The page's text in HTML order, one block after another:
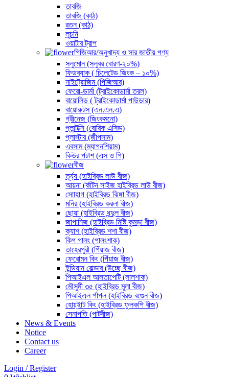
তাবজি
তাবজি (কাঠ)
রতন (কাঠ)
লুচনি
ওয়াটার ট্রাপ
পিজিআর/অনুখাদ্য ও সার জাতীয় পণ্য
সলুমোন (সলুবর বোরণ-২০%)
ফিডব্যাক ( চিলেটেড জিংক – ১০%)
নাইট্রোজিম (পিজিআর)
ফেরো-ডার্মা (ট্রাইকোডার্মা তরল)
বায়োলিড ( ট্রাইকোডার্মা পাউডার)
বায়োরুটস (এন.এন.এ)
গ্রীনেজ (জিংকমনো)
প্লান্টক্সি (বোরিক এসিড)
প্লাস্টার (জীপসাম)
এবসাম (ম্যাগনশিয়াম)
কিউর পটাশ (এস ও পি)
বীজ
তূর্য্য (হাইব্রিড লাউ বীজ)
আয়না (র্কাটন সাইজ হাইব্রিড লাউ বীজ)
সোাহাগ (হাইব্রিড ঝিঙ্গা বীজ)
মনির (হাইব্রিড করলা বীজ)
ছোয়া (হাইব্রিড ধন্দুল বীজ)
জাপানিজ (হাইব্রিড মিষ্টি কুমড়া বীজ)
ক্যাশ (হাইব্রিড শশা বীজ)
কিপ পালং (পালংশাক)
তাহেরপুরী (পিঁয়াজ বীজ)
ফেরোমন কিং (পিঁয়াজ বীজ)
ইন্ডিয়ান বোল্ডার (উচ্ছে বীজ)
পিআইএল আলতাপেটি (লালশাক)
মৌসুমী ৩৫ (হাইব্রিড মূলা বীজ)
পিআইএল র্পাপল (হাইব্রিড বগেুন বীজ)
হোয়্ইাট কিং (হাইব্রিড ফুলকপি বীজ)
সেনাপতি (পাটবীজ)
News & Events
Notice
Contact us
Career
Login / Register